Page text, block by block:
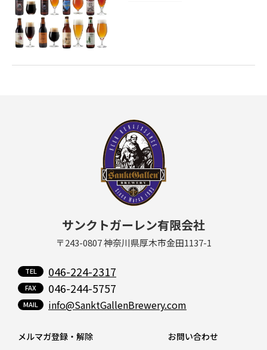
サンクトガーレン有限会社
〒243-0807 神奈川県厚木市金田1137-1
046-224-2317
046-244-5757
info@SanktGallenBrewery.com
メルマガ登録・解除
お問い合わせ